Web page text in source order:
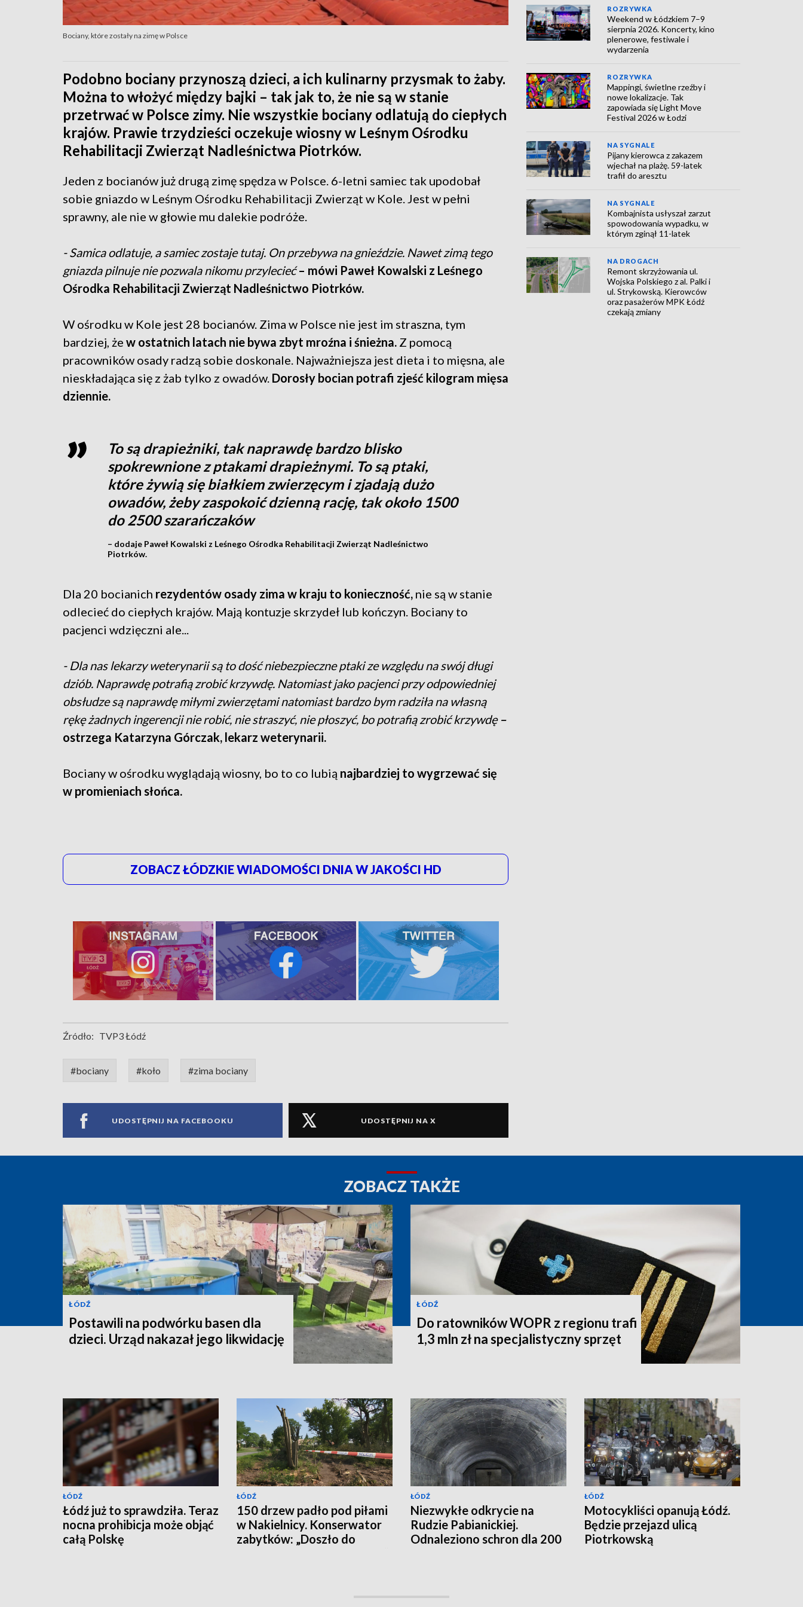
Bociany, które zostały na zimę w Polsce
Podobno bociany przynoszą dzieci, a ich kulinarny przysmak to żaby.
Można to włożyć między bajki – tak jak to, że nie są w stanie
przetrwać w Polsce zimy. Nie wszystkie bociany odlatują do ciepłych
krajów. Prawie trzydzieści oczekuje wiosny w Leśnym Ośrodku
Rehabilitacji Zwierząt Nadleśnictwa Piotrków.
Jeden z bocianów już drugą zimę spędza w Polsce. 6-letni samiec tak upodobał
sobie gniazdo w Leśnym Ośrodku Rehabilitacji Zwierząt w Kole. Jest w pełni
sprawny, ale nie w głowie mu dalekie podróże.
- Samica odlatuje, a samiec zostaje tutaj. On przebywa na gnieździe. Nawet zimą tego
gniazda pilnuje nie pozwala nikomu przylecieć– mówi Paweł Kowalski z Leśnego
Ośrodka Rehabilitacji Zwierząt Nadleśnictwo Piotrków.
W ośrodku w Kole jest 28 bocianów. Zima w Polsce nie jest im straszna, tym
bardziej, że w ostatnich latach nie bywa zbyt mroźna i śnieżna. Z pomocą
pracowników osady radzą sobie doskonale. Najważniejsza jest dieta i to mięsna, ale
nieskładająca się z żab tylko z owadów. Dorosły bocian potrafi zjeść kilogram mięsa
dziennie.
To są drapieżniki, tak naprawdę bardzo blisko
spokrewnione z ptakami drapieżnymi. To są ptaki,
które żywią się białkiem zwierzęcym i zjadają dużo
owadów, żeby zaspokoić dzienną rację, tak około 1500
do 2500 szarańczaków
– dodaje Paweł Kowalski z Leśnego Ośrodka Rehabilitacji Zwierząt Nadleśnictwo
Piotrków.
Dla 20 bocianich rezydentów osady zima w kraju to konieczność, nie są w stanie
odlecieć do ciepłych krajów. Mają kontuzje skrzydeł lub kończyn. Bociany to
pacjenci wdzięczni ale...
- Dla nas lekarzy weterynarii są to dość niebezpieczne ptaki ze względu na swój długi
dziób. Naprawdę potrafią zrobić krzywdę. Natomiast jako pacjenci przy odpowiedniej
obsłudze są naprawdę miłymi zwierzętami natomiast bardzo bym radziła na własną
rękę żadnych ingerencji nie robić, nie straszyć, nie płoszyć, bo potrafią zrobić krzywdę–
ostrzega Katarzyna Górczak, lekarz weterynarii.
Bociany w ośrodku wyglądają wiosny, bo to co lubią najbardziej to wygrzewać się
w promieniach słońca.
ZOBACZ ŁÓDZKIE WIADOMOŚCI DNIA W JAKOŚCI HD
Źródło: TVP3 Łódź
#bociany #koło #zima bociany
UDOSTĘPNIJ NA FACEBOOKU UDOSTĘPNIJ NA X
ROZRYWKA
Weekend w Łódzkiem 7–9
sierpnia 2026. Koncerty, kino
plenerowe, festiwale i
wydarzenia
ROZRYWKA
Mappingi, świetlne rzeźby i
nowe lokalizacje. Tak
zapowiada się Light Move
Festival 2026 w Łodzi
NA SYGNALE
Pijany kierowca z zakazem
wjechał na plażę. 59-latek
trafił do aresztu
NA SYGNALE
Kombajnista usłyszał zarzut
spowodowania wypadku, w
którym zginął 11-latek
NA DROGACH
Remont skrzyżowania ul.
Wojska Polskiego z al. Palki i
ul. Strykowską. Kierowców
oraz pasażerów MPK Łódź
czekają zmiany
ZOBACZ TAKŻE
ŁÓDŹ
Postawili na podwórku basen dla
dzieci. Urząd nakazał jego likwidację
ŁÓDŹ
Do ratowników WOPR z regionu trafi
1,3 mln zł na specjalistyczny sprzęt
ŁÓDŹ
Łódź już to sprawdziła. Teraz
nocna prohibicja może objąć
całą Polskę
ŁÓDŹ
150 drzew padło pod piłami
w Nakielnicy. Konserwator
zabytków: „Doszło do
ŁÓDŹ
Niezwykłe odkrycie na
Rudzie Pabianickiej.
Odnaleziono schron dla 200
ŁÓDŹ
Motocykliści opanują Łódź.
Będzie przejazd ulicą
Piotrkowską